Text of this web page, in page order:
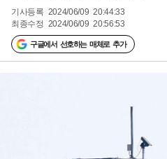
기사등록 2024/06/09 20:44:33
최종수정 2024/06/09 20:56:53
구글에서 선호하는 매체로 추가